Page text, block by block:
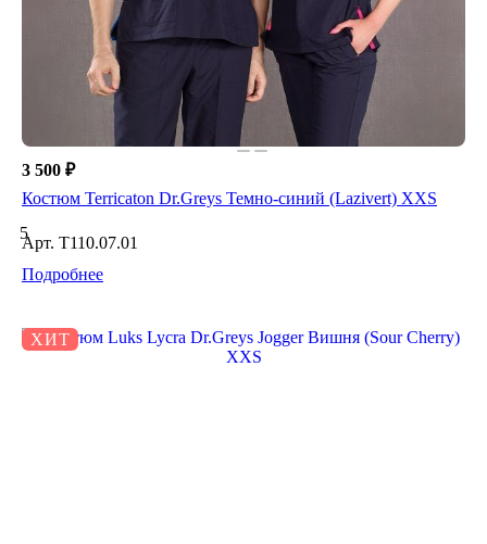
3 500 ₽
Костюм Terricaton Dr.Greys Темно-синий (Lazivert) XXS
5
Арт. T110.07.01
Подробнее
ХИТ